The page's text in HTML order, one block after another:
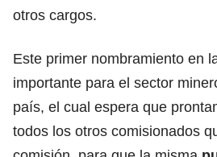
otros cargos.
Este primer nombramiento en
importante para el sector
país, el cual espera que
todos los otros comisionados